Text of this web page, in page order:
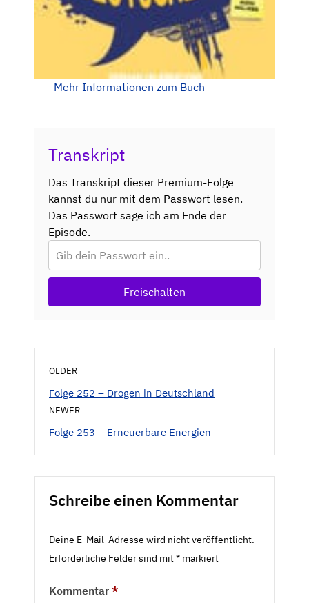
Mehr Informationen zum Buch
Transkript
Das Transkript dieser Premium-Folge
kannst du nur mit dem Passwort lesen.
Das Passwort sage ich am Ende der
Episode.
Freischalten
OLDER
Folge 252 – Drogen in Deutschland
NEWER
Folge 253 – Erneuerbare Energien
Schreibe einen Kommentar
Deine E-Mail-Adresse wird nicht veröffentlicht.
Erforderliche Felder sind mit* markiert
Kommentar *